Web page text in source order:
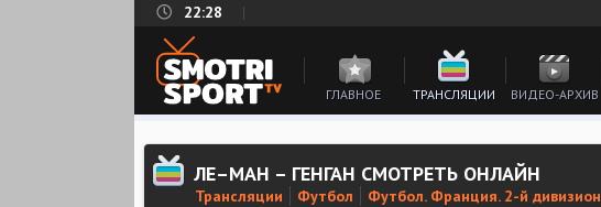
22:28
ГЛАВНОЕ ТРАНСЛЯЦИИ ВИДЕО-АРХИВ
ЛЕ–МАН – ГЕНГАН СМОТРЕТЬ ОНЛАЙН
Трансляции Футбол Футбол. Франция. 2-й дивизион